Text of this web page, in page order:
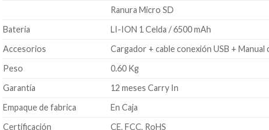
Ranura Micro SD
Batería
LI-ION 1 Celda / 6500 mAh
Accesorios
Cargador + cable conexión USB + Manual
Peso
0.60 Kg
Garantía
12 meses Carry In
Empaque de fabrica
En Caja
Certificación
CE, FCC, RoHS